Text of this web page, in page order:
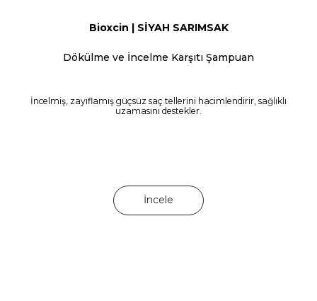
Bioxcin | SİYAH SARIMSAK
Dökülme ve İncelme Karşıtı Şampuan
İncelmiş, zayıflamış güçsüz saç tellerini hacimlendirir, sağlıklı
uzamasını destekler.
İncele